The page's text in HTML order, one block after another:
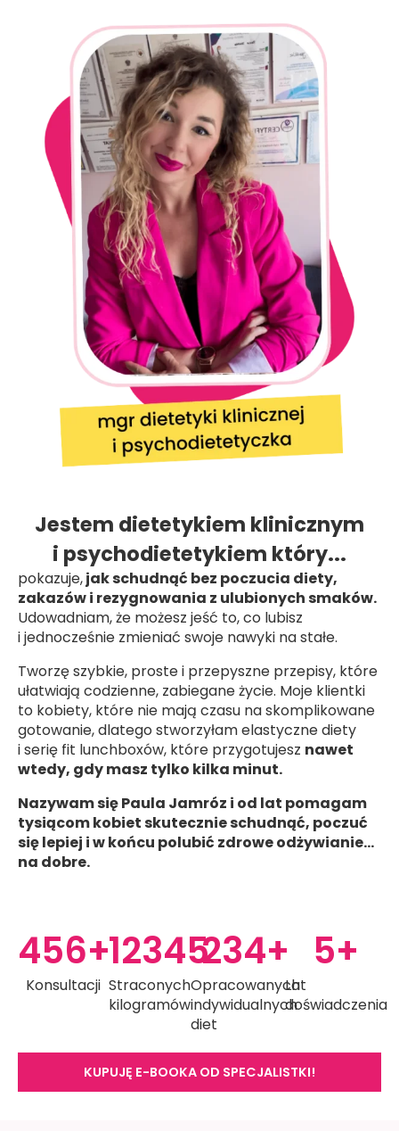
Jestem dietetykiem klinicznym
i psychodietetykiem który...
pokazuje,jak schudnąć bez poczucia diety,
zakazów i rezygnowania z ulubionych smaków.
Udowadniam, że możesz jeść to, co lubisz
i jednocześnie zmieniać swoje nawyki na stałe.
Tworzę szybkie, proste i przepyszne przepisy, które
ułatwiają codzienne, zabiegane życie. Moje klientki
to kobiety, które nie mają czasu na skomplikowane
gotowanie, dlatego stworzyłam elastyczne diety
i serię fit lunchboxów, które przygotujesz nawet
wtedy, gdy masz tylko kilka minut.
Nazywam się Paula Jamróz i od lat pomagam
tysiącom kobiet skutecznie schudnąć, poczuć
się lepiej i w końcu polubić zdrowe odżywianie…
na dobre.
Konsultacji
456+
Straconych
kilogramów
12345
Opracowanych
indywidualnych
diet
234+
Lat
doświadczenia
5+
KUPUJĘ E-BOOKA OD SPECJALISTKI!